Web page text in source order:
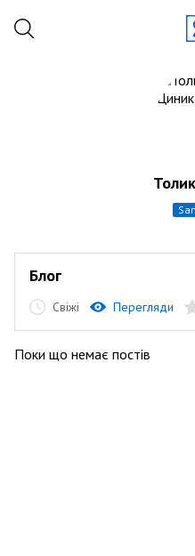
Блог
Свіжі Перегляди
Поки що немає постів